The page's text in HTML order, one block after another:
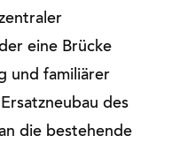
eine Brücke
und familiärer
des
die bestehende